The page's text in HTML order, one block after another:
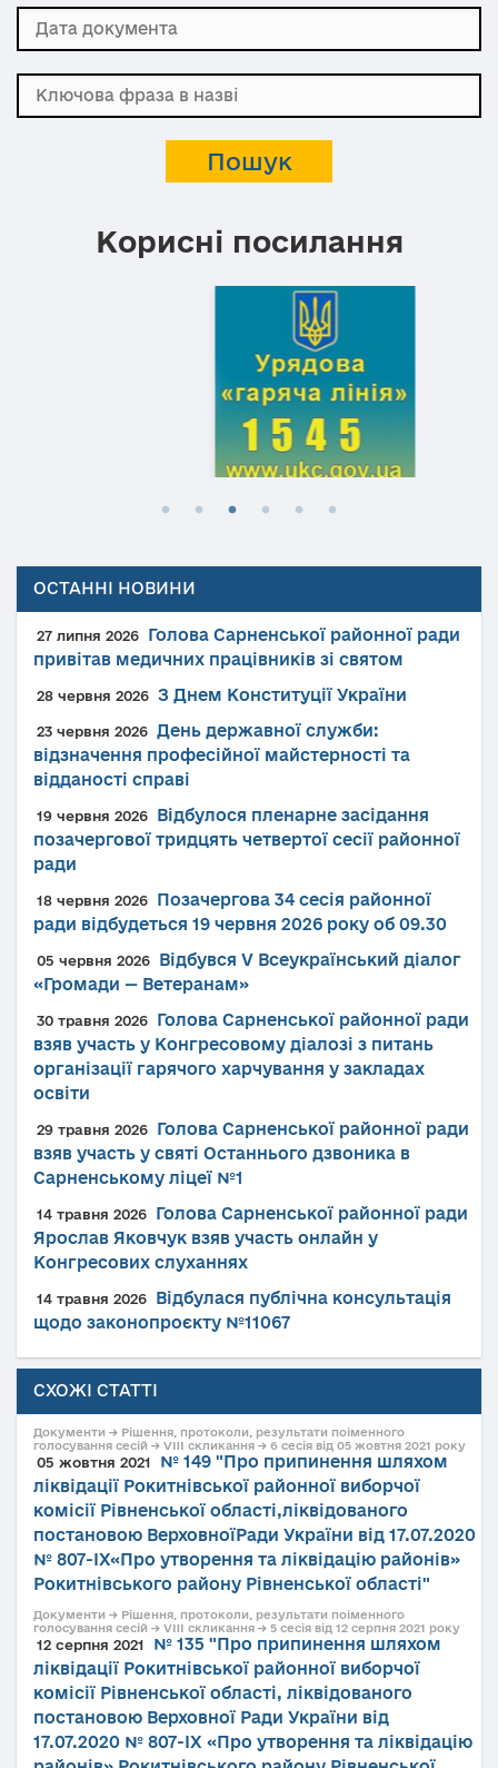
Корисні посилання
ОСТАННІ НОВИНИ
27 липня 2026
Голова Сарненської районної ради
привітав медичних працівників зі святом
28 червня 2026 З Днем Конституції України
23 червня 2026 День державної служби:
відзначення професійної майстерності та
відданості справі
19 червня 2026
Відбулося пленарне засідання
позачергової тридцять четвертої сесії районної
ради
18 червня 2026
Позачергова 34 сесія районної
ради відбудеться 19 червня 2026 року об 09.30
05 червня 2026
Відбувся V Всеукраїнський діалог
«Громади — Ветеранам»
30 травня 2026
Голова Сарненської районної ради
взяв участь у Конгресовому діалозі з питань
організації гарячого харчування у закладах
освіти
29 травня 2026
Голова Сарненської районної ради
взяв участь у святі Останнього дзвоника в
Сарненському ліцеї №1
14 травня 2026
Голова Сарненської районної ради
Ярослав Яковчук взяв участь онлайн у
Конгресових слуханнях
14 травня 2026
Відбулася публічна консультація
щодо законопроєкту №11067
СХОЖІ СТАТТІ
Документи → Рішення, протоколи, результати поіменного
голосування сесій → VIII скликання → 6 сесія від 05 жовтня 2021 року
05 жовтня 2021
№ 149 "Про припинення шляхом
ліквідації Рокитнівської районної виборчої
комісії Рівненської області,ліквідованого
постановою ВерховноїРади України від 17.07.2020
№ 807-ІХ«Про утворення та ліквідацію районів»
Рокитнівського району Рівненської області"
Документи → Рішення, протоколи, результати поіменного
голосування сесій → VIII скликання → 5 сесія від 12 серпня 2021 року
12 серпня 2021
№ 135 "Про припинення шляхом
ліквідації Рокитнівської районної виборчої
комісії Рівненської області, ліквідованого
постановою Верховної Ради України від
17.07.2020 № 807-ІХ «Про утворення та ліквідацію